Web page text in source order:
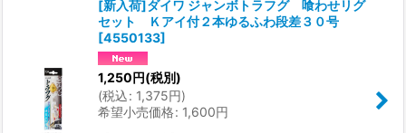
[新入荷]ダイワ ジャンボトラフグ 喰わせリグ
セット Ｋアイ付２本ゆるふわ段差３０号
[4550133]
1,250円(税別)
(税込: 1,375円)
希望小売価格: 1,600円